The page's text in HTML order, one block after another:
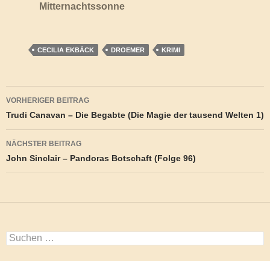
Mitternachtssonne
CECILIA EKBÄCK DROEMER KRIMI
Beitragsnavigation
VORHERIGER BEITRAG
Trudi Canavan – Die Begabte (Die Magie der tausend Welten 1)
NÄCHSTER BEITRAG
John Sinclair – Pandoras Botschaft (Folge 96)
Suchen
nach: